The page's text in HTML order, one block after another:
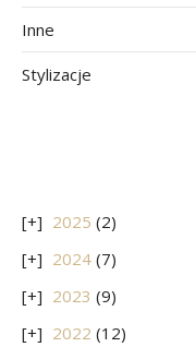
Inne
Stylizacje
2025 (2)
2024 (7)
2023 (9)
2022 (12)